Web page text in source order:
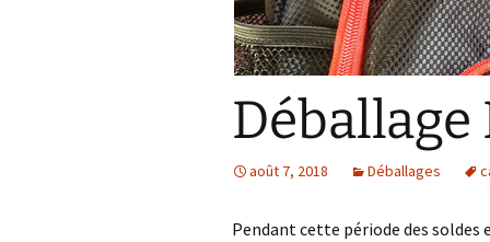
août 7, 2018 Déballages
Pendant cette période des soldes